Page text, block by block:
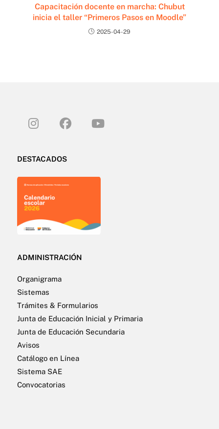
Capacitación docente en marcha: Chubut
inicia el taller “Primeros Pasos en Moodle”
2025-04-29
DESTACADOS
ADMINISTRACIÓN
Organigrama
Sistemas
Trámites & Formularios
Junta de Educación Inicial y Primaria
Junta de Educación Secundaria
Avisos
Catálogo en Línea
Sistema SAE
Convocatorias